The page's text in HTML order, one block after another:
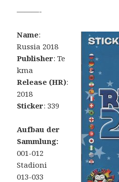
———-
Name:
Russia 2018
Publisher: Te
kma
Release (HR):
2018
Sticker: 339
Aufbau der
Sammlung:
001-012
Stadioni
013-033